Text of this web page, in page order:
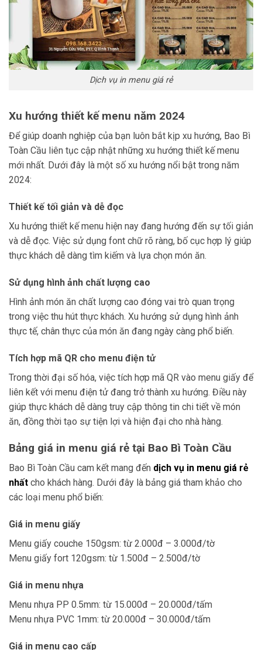
Dịch vụ in menu giá rẻ
Xu hướng thiết kế menu năm 2024
Để giúp doanh nghiệp của bạn luôn bắt kịp xu hướng, Bao Bì
Toàn Cầu liên tục cập nhật những xu hướng thiết kế menu
mới nhất. Dưới đây là một số xu hướng nổi bật trong năm
2024:
Thiết kế tối giản và dễ đọc
Xu hướng thiết kế menu hiện nay đang hướng đến sự tối giản
và dễ đọc. Việc sử dụng font chữ rõ ràng, bố cục hợp lý giúp
thực khách dễ dàng tìm kiếm và lựa chọn món ăn.
Sử dụng hình ảnh chất lượng cao
Hình ảnh món ăn chất lượng cao đóng vai trò quan trọng
trong việc thu hút thực khách. Xu hướng sử dụng hình ảnh
thực tế, chân thực của món ăn đang ngày càng phổ biến.
Tích hợp mã QR cho menu điện tử
Trong thời đại số hóa, việc tích hợp mã QR vào menu giấy để
liên kết với menu điện tử đang trở thành xu hướng. Điều này
giúp thực khách dễ dàng truy cập thông tin chi tiết về món
ăn, đồng thời tạo sự tiện lợi và hiện đại cho nhà hàng.
Bảng giá in menu giá rẻ tại Bao Bì Toàn Cầu
Bao Bì Toàn Cầu cam kết mang đến dịch vụ in menu giá rẻ
nhất cho khách hàng. Dưới đây là bảng giá tham khảo cho
các loại menu phổ biến:
Giá in menu giấy
Menu giấy couche 150gsm: từ 2.000đ – 3.000đ/tờ
Menu giấy fort 120gsm: từ 1.500đ – 2.500đ/tờ
Giá in menu nhựa
Menu nhựa PP 0.5mm: từ 15.000đ – 20.000đ/tấm
Menu nhựa PVC 1mm: từ 20.000đ – 30.000đ/tấm
Giá in menu cao cấp